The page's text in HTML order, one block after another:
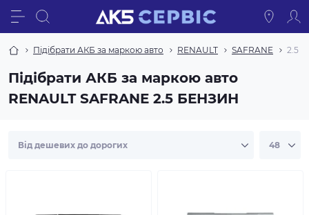
Підібрати АКБ за маркою авто RENAULT SAFRANE 2.5
Підібрати АКБ за маркою авто
RENAULT SAFRANE 2.5 БЕНЗИН